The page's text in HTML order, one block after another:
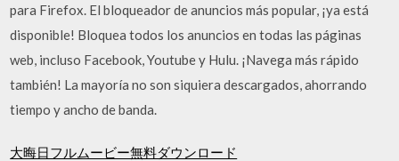
para Firefox. El bloqueador de anuncios más popular, ¡ya está
disponible! Bloquea todos los anuncios en todas las páginas
web, incluso Facebook, Youtube y Hulu. ¡Navega más rápido
también! La mayoría no son siquiera descargados, ahorrando
tiempo y ancho de banda.
大晦日フルムービー無料ダウンロード